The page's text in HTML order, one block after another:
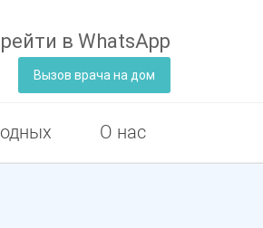
Вызов врача на дом
О нас